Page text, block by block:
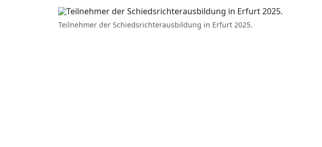
Teilnehmer der Schiedsrichterausbildung in Erfurt 2025.
Previous